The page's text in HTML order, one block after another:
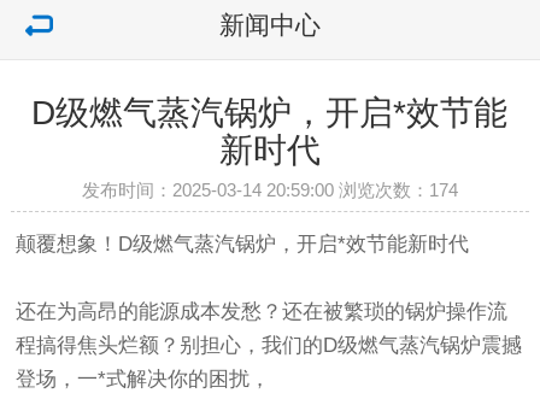
新闻中心
D级燃气蒸汽锅炉，开启*效节能
新时代
发布时间：2025-03-14 20:59:00 浏览次数： 174
颠覆想象！D级燃气蒸汽锅炉，开启*效节能新时代
还在为高昂的能源成本发愁？还在被繁琐的锅炉操作流
程搞得焦头烂额？别担心，我们的D级燃气蒸汽锅炉震撼
登场，一*式解决你的困扰，